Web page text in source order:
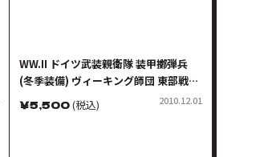
WW.II ドイツ武装親衛隊 装甲擲弾兵
(冬季装備) ヴィーキング師団 東部戦線
1943-1945
￥5,500(税込) 2010.12.01